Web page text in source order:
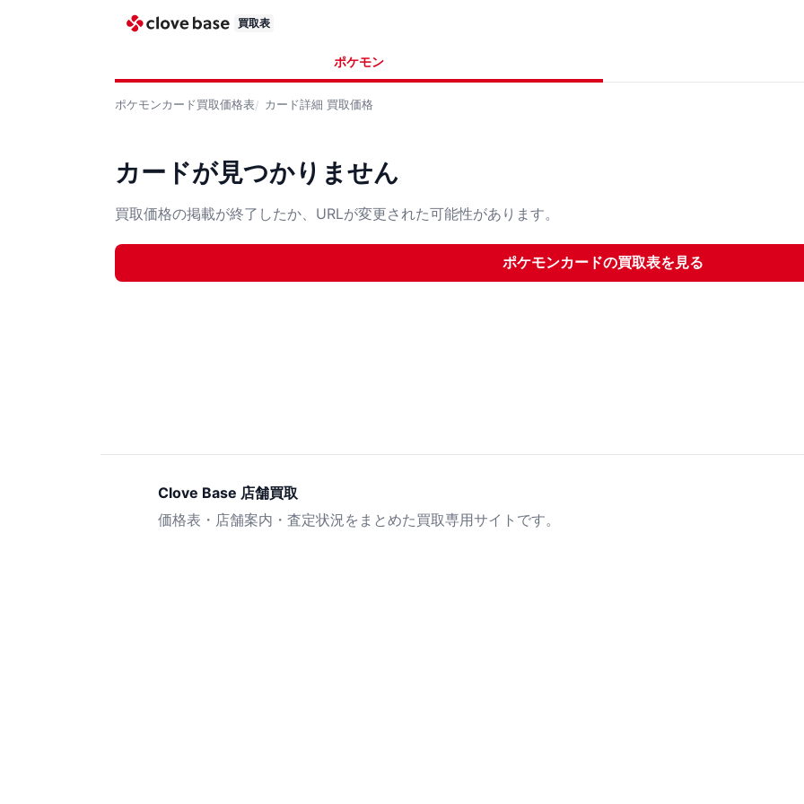
買取表
ポケモン
ポケモンカード買取価格表 カード詳細 買取価格
カードが見つかりません
買取価格の掲載が終了したか、URLが変更された可能性があります。
ポケモンカードの買取表を見る
Clove Base 店舗買取
価格表・店舗案内・査定状況をまとめた買取専用サイトです。